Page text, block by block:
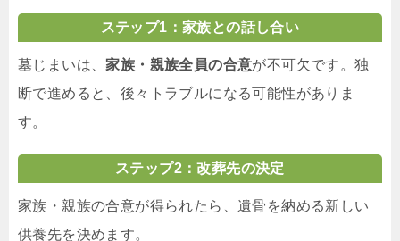
ステップ1：家族との話し合い
墓じまいは、 家族・親族全員の合意が不可欠です。独
断で進めると、後々トラブルになる可能性がありま
す。
ステップ2：改葬先の決定
家族・親族の合意が得られたら、遺骨を納める新しい
供養先を決めます。